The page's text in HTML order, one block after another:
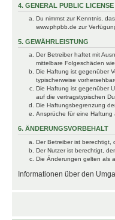
4. GENERAL PUBLIC LICENSE
Du nimmst zur Kenntnis,
www.phpbb.de zur
5. GEWÄHRLEISTUNG
Der Betreiber haftet mit
mittelbare Folgeschäden
Die Haftung ist gegenüber
typischerweise
Die Haftung ist gegenüber
auf die vertragstypischen
Die Haftungsbegrenzung
Ansprüche für eine Haftung
6. ÄNDERUNGSVORBEHALT
Der Betreiber ist berechtigt,
Der Nutzer ist berechtigt,
Die Änderungen gelten als
Informationen über den